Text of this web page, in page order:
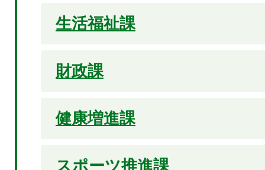
生活福祉課
財政課
健康増進課
スポーツ推進課